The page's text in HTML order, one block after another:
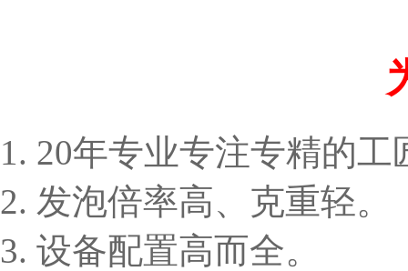
1. 20年专业专注专精的工
2. 发泡倍率高、克重轻。
3. 设备配置高而全。